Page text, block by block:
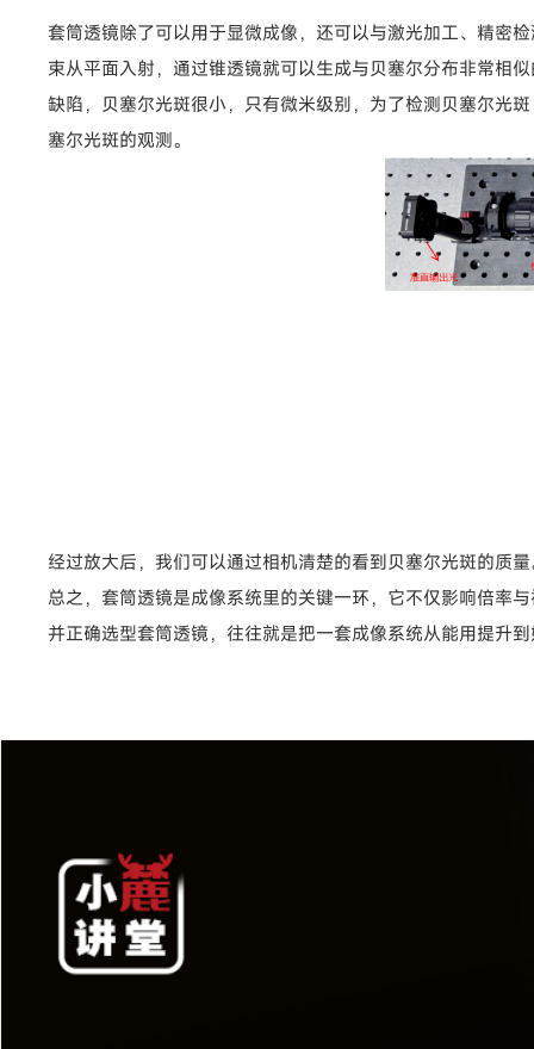
套筒透镜除了可以用于显微成像，还可以与激光加工、精密
束从平面入射，通过锥透镜就可以生成与贝塞尔分布非常相
缺陷，贝塞尔光斑很小，只有微米级别，为了检测贝塞尔光
塞尔光斑的观测。
经过放大后，我们可以通过相机清楚的看到贝塞尔光斑的质
总之，套筒透镜是成像系统里的关键一环，它不仅影响倍率
并正确选型套筒透镜，往往就是把一套成像系统从能用提升